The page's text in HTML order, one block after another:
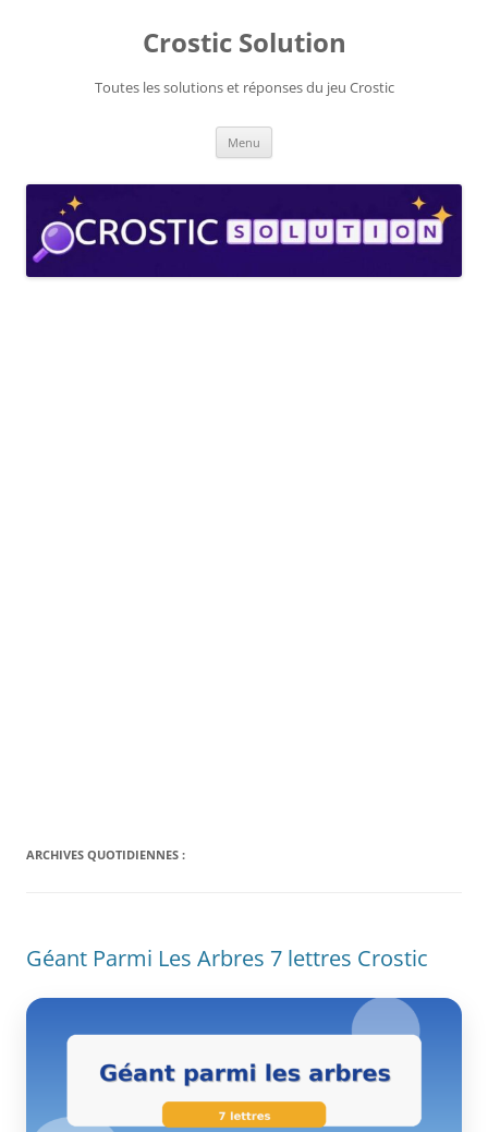
Crostic Solution
Toutes les solutions et réponses du jeu Crostic
Menu
ARCHIVES QUOTIDIENNES :
Géant Parmi Les Arbres 7 lettres Crostic